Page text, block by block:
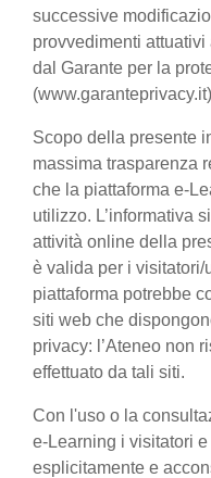
successive
provvedimenti
dal Garante per la
Scopo della presente
massima trasparenza
che la piattaforma e-
utilizzo. L’informativa
attività online della
è valida per i visitatori/
piattaforma potrebbe
siti web che
privacy: l’Ateneo non
effettuato da tali siti.
Con l'uso o la
e-Learning i visitatori
esplicitamente e